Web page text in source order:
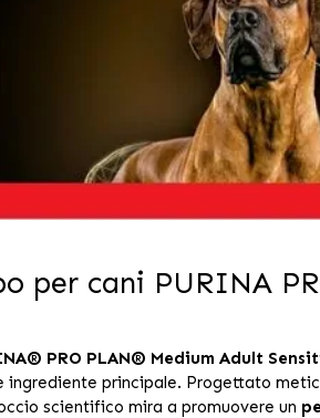
per cani PURINA
PRO PLAN® Medium Adult
ingrediente principale. Progettato
scientifico mira a promuovere un